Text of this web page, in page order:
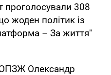
проголосували 308
жоден політик із
– За життя"
Олександр